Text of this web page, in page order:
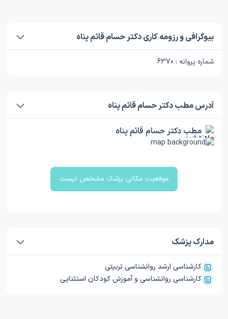
بیوگرافی و رزومه کاری دکتر حسام قائم پناه
شماره پروانه : 6370
آدرس مطب دکتر حسام قائم پناه
مطب دکتر حسام قائم پناه
موقعیت مکانی پزشک مشخص نیست
مدارک پزشک
کارشناسی ارشد روانشناسی تربیتی
کارشناسی روانشناسی و آموزش کودکان استثنایی